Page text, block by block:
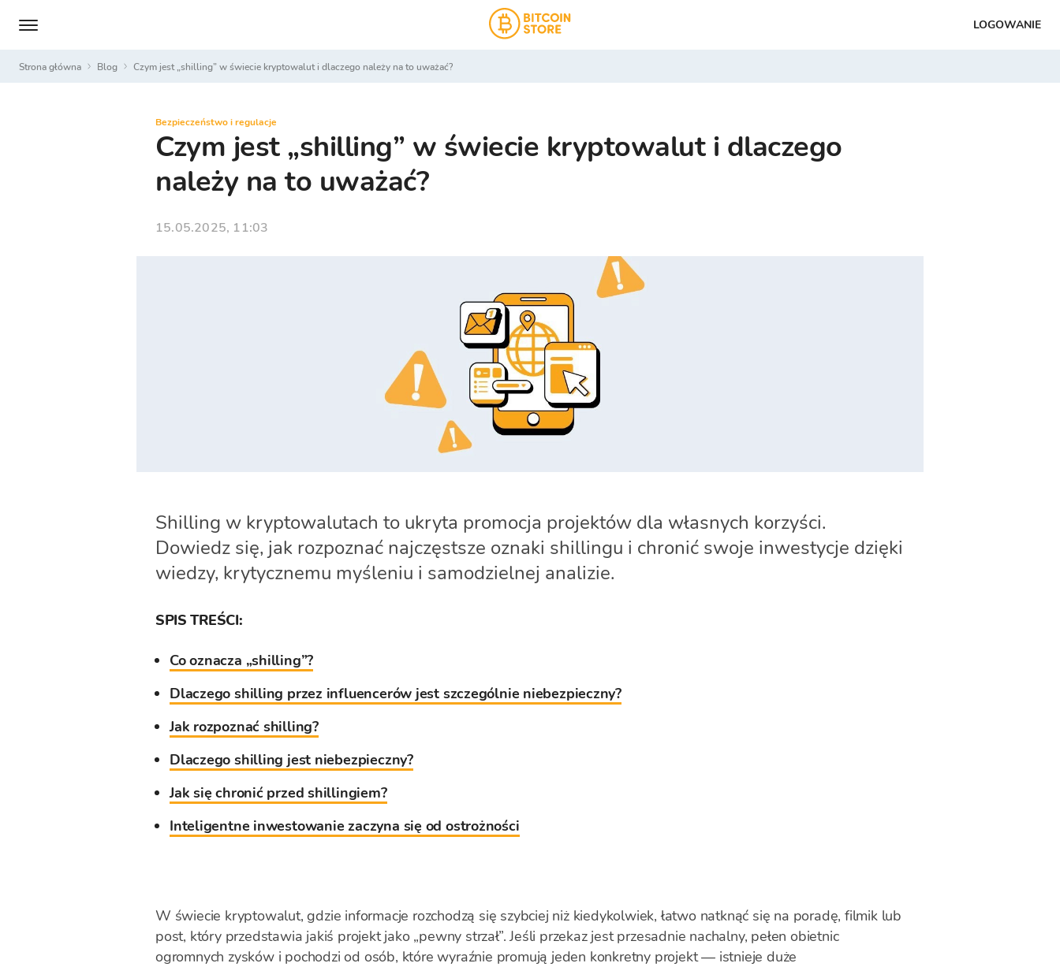
LOGOWANIE
Strona główna Blog Czym jest „shilling” w świecie kryptowalut i dlaczego należy na to uważać?
Bezpieczeństwo i regulacje
Czym jest „shilling” w świecie kryptowalut i dlaczego
należy na to uważać?
15.05.2025, 11:03
Shilling w kryptowalutach to ukryta promocja projektów dla własnych korzyści.
Dowiedz się, jak rozpoznać najczęstsze oznaki shillingu i chronić swoje inwestycje dzięki
wiedzy, krytycznemu myśleniu i samodzielnej analizie.
SPIS TREŚCI:
Co oznacza „shilling”?
Dlaczego shilling przez influencerów jest szczególnie niebezpieczny?
Jak rozpoznać shilling?
Dlaczego shilling jest niebezpieczny?
Jak się chronić przed shillingiem?
Inteligentne inwestowanie zaczyna się od ostrożności
W świecie kryptowalut, gdzie informacje rozchodzą się szybciej niż kiedykolwiek, łatwo natknąć się na poradę, filmik lub
post, który przedstawia jakiś projekt jako „pewny strzał”. Jeśli przekaz jest przesadnie nachalny, pełen obietnic
ogromnych zysków i pochodzi od osób, które wyraźnie promują jeden konkretny projekt — istnieje duże